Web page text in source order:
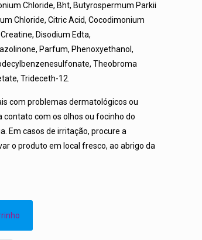
Chloride, Bht, Butyrospermum Parkii
Chloride, Citric Acid, Cocodimonium
Disodium Edta,
Parfum, Phenoxyethanol,
Theobroma
Trideceth-12.
com problemas dermatológicos ou
contato com os olhos ou focinho do
Em casos de irritação, procure a
o produto em local fresco, ao abrigo da